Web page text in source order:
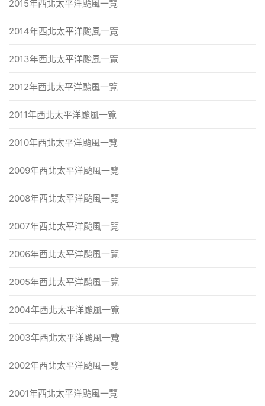
2015年西北太平洋颱風一覽
2014年西北太平洋颱風一覽
2013年西北太平洋颱風一覽
2012年西北太平洋颱風一覽
2011年西北太平洋颱風一覽
2010年西北太平洋颱風一覽
2009年西北太平洋颱風一覽
2008年西北太平洋颱風一覽
2007年西北太平洋颱風一覽
2006年西北太平洋颱風一覽
2005年西北太平洋颱風一覽
2004年西北太平洋颱風一覽
2003年西北太平洋颱風一覽
2002年西北太平洋颱風一覽
2001年西北太平洋颱風一覽